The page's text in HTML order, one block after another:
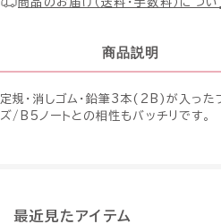
商品説明
定規・消しゴム・鉛筆3本(2B)が入った
ズ/B5ノートとの相性もバッチリです。
最近見たアイテム